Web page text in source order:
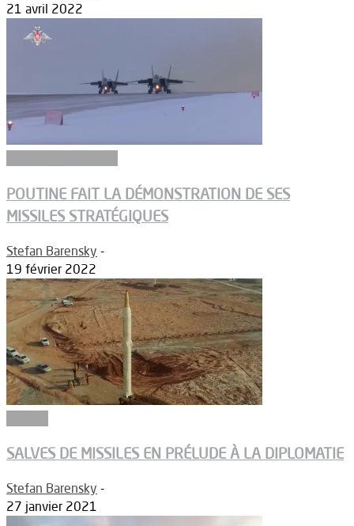
21 avril 2022
POUTINE FAIT LA DÉMONSTRATION DE SES
MISSILES STRATÉGIQUES
Stefan Barensky -
19 février 2022
SALVES DE MISSILES EN PRÉLUDE À LA DIPLOMATIE
Stefan Barensky -
27 janvier 2021